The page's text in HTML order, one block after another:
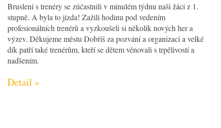
Bruslení s trenéry se zúčastnili v minulém týdnu naši žáci z 1.
stupně. A byla to jízda! Zažili hodinu pod vedením
profesionálních trenérů a vyzkoušeli si několik nových her a
výzev. Děkujeme městu Dobříš za pozvání a organizaci a velké
dík patří také trenérům, kteří se dětem věnovali s trpělivostí a
nadšením.
Detail »